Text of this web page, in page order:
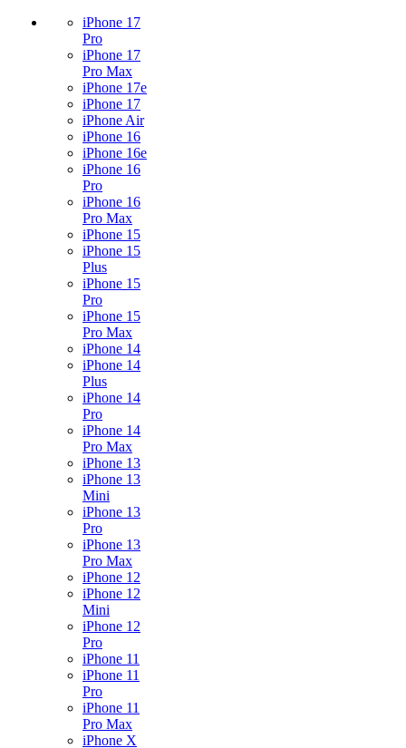
iPhone 17
Pro
iPhone 17
Pro Max
iPhone 17e
iPhone 17
iPhone Air
iPhone 16
iPhone 16e
iPhone 16
Pro
iPhone 16
Pro Max
iPhone 15
iPhone 15
Plus
iPhone 15
Pro
iPhone 15
Pro Max
iPhone 14
iPhone 14
Plus
iPhone 14
Pro
iPhone 14
Pro Max
iPhone 13
iPhone 13
Mini
iPhone 13
Pro
iPhone 13
Pro Max
iPhone 12
iPhone 12
Mini
iPhone 12
Pro
iPhone 11
iPhone 11
Pro
iPhone 11
Pro Max
iPhone X